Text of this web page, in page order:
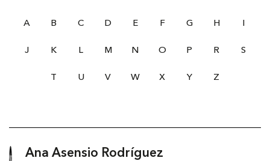
A B C D E F G H
J K L M N O P R S
T U V W X Y Z
Ana Asensio Rodríguez